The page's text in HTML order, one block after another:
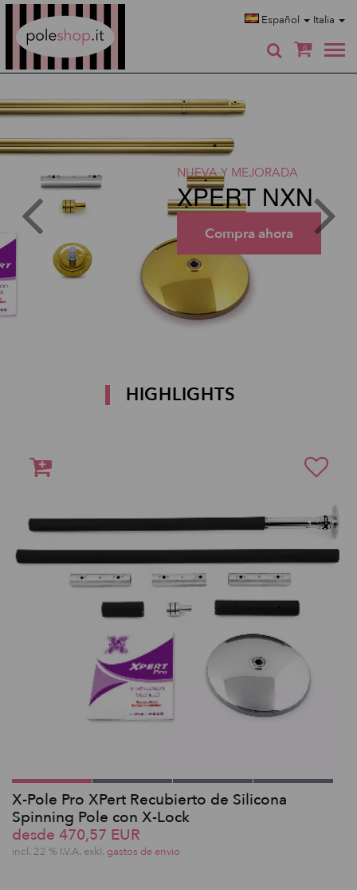
Español Italia
0
NUEVA Y MEJORADA
XPERT NXN
Compra ahora
HIGHLIGHTS
X-Pole Pro XPert Recubierto de Silicona
Spinning Pole con X-Lock
desde 470,57 EUR
incl. 22 % I.V.A. exkl. gastos de envio